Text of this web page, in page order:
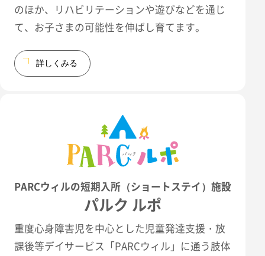
のほか、リハビリテーションや遊びなどを通じ
て、お子さまの可能性を伸ばし育てます。
詳しくみる
PARCウィルの短期入所（ショートステイ）施設
パルク ルポ
重度心身障害児を中心とした児童発達支援・放
課後等デイサービス「PARCウィル」に通う肢体